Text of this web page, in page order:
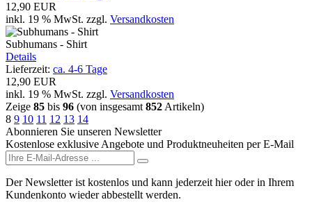
12,90 EUR
inkl. 19 % MwSt. zzgl. Versandkosten
Subhumans - Shirt
Details
Lieferzeit: ca. 4-6 Tage
12,90 EUR
inkl. 19 % MwSt. zzgl. Versandkosten
Zeige 85 bis 96 (von insgesamt 852 Artikeln)
8 9 10 11 12 13 14
Abonnieren Sie unseren Newsletter
Kostenlose exklusive Angebote und Produktneuheiten per E-Mail
Der Newsletter ist kostenlos und kann jederzeit hier oder in Ihrem
Kundenkonto wieder abbestellt werden.